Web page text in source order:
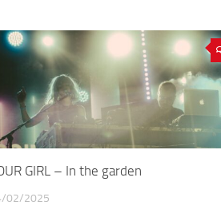
GIRL – In the garden
02/2025